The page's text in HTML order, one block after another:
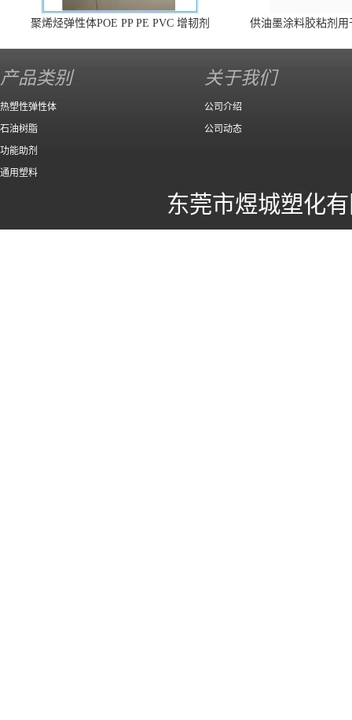
聚烯烃弹性体POE PP PE PVC 增韧剂
供油墨涂料胶粘剂
产品类别
热塑性弹性体
石油树脂
功能助剂
通用塑料
关于我们
公司介绍
公司动态
东莞市煜城塑化